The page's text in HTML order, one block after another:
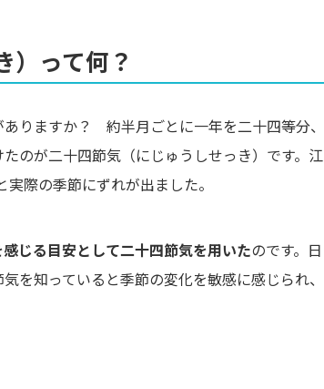
）って何？
りますか？ 約半月ごとに一年を二十四等分、
のが二十四節気（にじゅうしせっき）です。江
際の季節にずれが出ました。
じる目安として二十四節気を用いたのです。日
を知っていると季節の変化を敏感に感じられ、